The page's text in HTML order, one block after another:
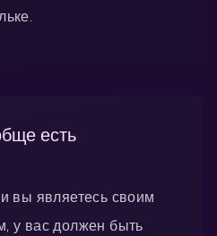
есть
вы являетесь своим
у вас должен быть